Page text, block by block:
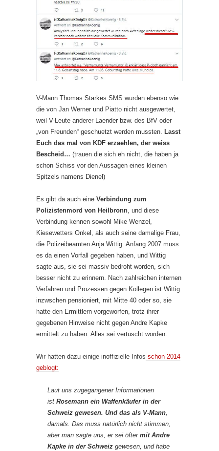
V-Mann Thomas Starkes SMS wurden ebenso wie
die von Jan Werner und Piatto nicht ausgewertet,
weil V-Leute anderer Laender bzw. des BfV oder
„von Freunden“ geschuetzt werden mussten. Lasst
Euch das mal von KDF erzaehlen, der weiss
Bescheid… (trauen die sich eh nicht, die haben ja
schon Schiss vor den Aussagen eines kleinen
Spitzels namens Dienel)
Es gibt da auch eine Verbindung zum
Polizistenmord von Heilbronn , und diese
Verbindung kennen sowohl Mike Wenzel,
Kiesewetters Onkel, als auch seine damalige Frau,
die Polizeibeamten Anja Wittig. Anfang 2007 muss
es da einen Vorfall gegeben haben, und Wittig
sagte aus, sie sei massiv bedroht worden, sich
besser nicht zu erinnern. Nach zahlreichen internen
Verfahren und Prozessen gegen Kollegen ist Wittig
inzwschen pensioniert, mit Mitte 40 oder so, sie
hatte den Ermittlern vorgeworfen, trotz ihrer
gegebenen Hinweise nicht gegen Andre Kapke
ermittelt zu haben. Alles sei vertuscht worden.
Wir hatten dazu einige inoffizielle Infos schon 2014
geblogt:
Laut uns zugegangener Informationen
ist Rosemann ein Waffenkäufer in der
Schweiz gewesen. Und das als V-Mann
damals. Das muss natürlich nicht stimmen,
aber man sagte uns, er sei öfter mit Andre
Kapke in der Schweiz gewesen, und habe